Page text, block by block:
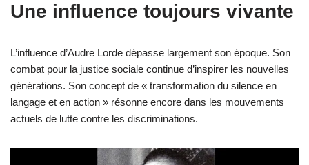
Une influence toujours vivante
L’influence d’Audre Lorde dépasse largement son époque. Son
combat pour la justice sociale continue d’inspirer les nouvelles
générations. Son concept de « transformation du silence en
langage et en action » résonne encore dans les mouvements
actuels de lutte contre les discriminations.